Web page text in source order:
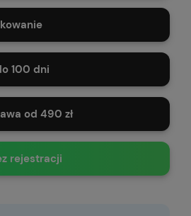
100 dni
od 490 zł
rejestracji